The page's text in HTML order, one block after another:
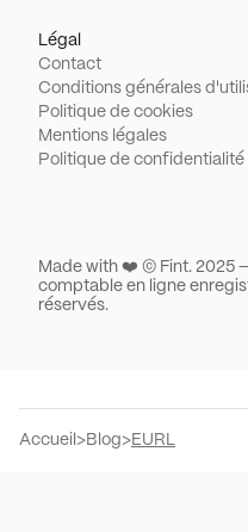
Légal
Contact
Conditions générales
Politique de cookies
Mentions légales
Politique de confidentialité
Made with ❤️ © Fint. 2025
comptable en ligne
réservés.
Accueil >Blog>EURL